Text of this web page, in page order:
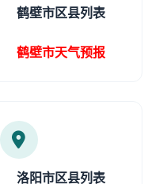
鹤壁市区县列表
鹤壁市天气预报
洛阳市区县列表